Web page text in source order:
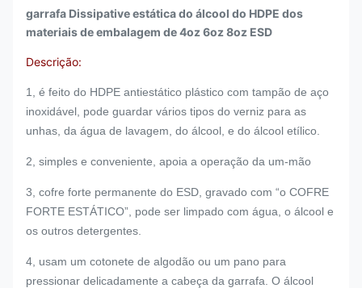
garrafa Dissipative estática do álcool do HDPE dos
materiais de embalagem de 4oz 6oz 8oz ESD
Descrição:
1, é feito do HDPE antiestático plástico com tampão de aço
inoxidável, pode guardar vários tipos do verniz para as
unhas, da água de lavagem, do álcool, e do álcool etílico.
2, simples e conveniente, apoia a operação da um-mão
3, cofre forte permanente do ESD, gravado com “o COFRE
FORTE ESTÁTICO”, pode ser limpado com água, o álcool e
os outros detergentes.
4, usam um cotonete de algodão ou um pano para
pressionar delicadamente a cabeça da garrafa. O álcool